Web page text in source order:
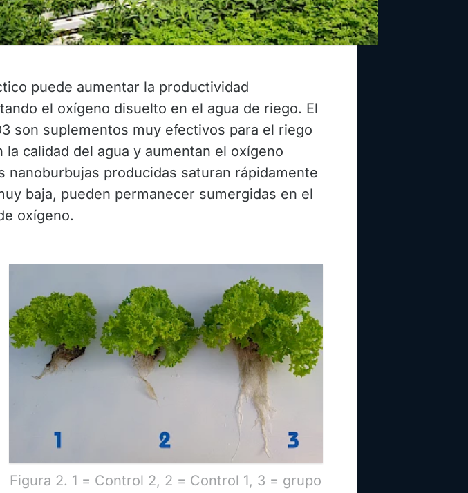
puede aumentar la productividad
el oxígeno disuelto en el agua de riego. El
son suplementos muy efectivos para el riego
calidad del agua y aumentan el oxígeno
nanoburbujas producidas saturan rápidamente
baja, pueden permanecer sumergidas en el
oxígeno.
Figura 2. 1 = Control 2, 2 = Control 1, 3 = grupo